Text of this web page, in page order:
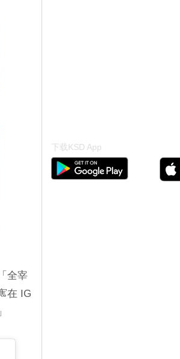
全宰
在 IG
下载KSD App